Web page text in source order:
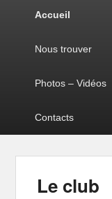
Accueil
Nous trouver
Photos – Vidéos
Contacts
Le club